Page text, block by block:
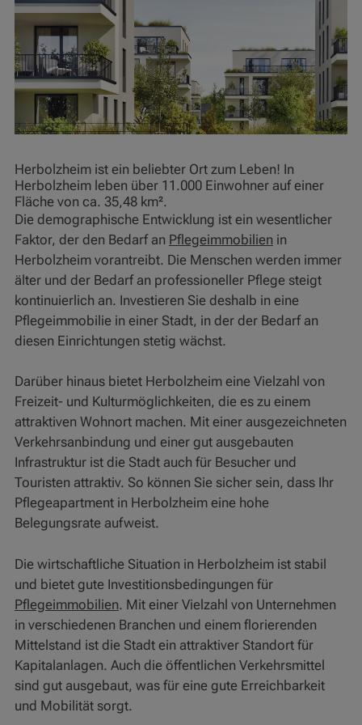
Herbolzheim ist ein beliebter Ort zum Leben! In
Herbolzheim leben über 11.000 Einwohner auf einer
Fläche von ca. 35,48 km².
Die demographische Entwicklung ist ein wesentlicher
Faktor, der den Bedarf an Pflegeimmobilien in
Herbolzheim vorantreibt. Die Menschen werden immer
älter und der Bedarf an professioneller Pflege steigt
kontinuierlich an. Investieren Sie deshalb in eine
Pflegeimmobilie in einer Stadt, in der der Bedarf an
diesen Einrichtungen stetig wächst.
Darüber hinaus bietet Herbolzheim eine Vielzahl von
Freizeit- und Kulturmöglichkeiten, die es zu einem
attraktiven Wohnort machen. Mit einer ausgezeichneten
Verkehrsanbindung und einer gut ausgebauten
Infrastruktur ist die Stadt auch für Besucher und
Touristen attraktiv. So können Sie sicher sein, dass Ihr
Pflegeapartment in Herbolzheim eine hohe
Belegungsrate aufweist.
Die wirtschaftliche Situation in Herbolzheim ist stabil
und bietet gute Investitionsbedingungen für
Pflegeimmobilien. Mit einer Vielzahl von Unternehmen
in verschiedenen Branchen und einem florierenden
Mittelstand ist die Stadt ein attraktiver Standort für
Kapitalanlagen. Auch die öffentlichen Verkehrsmittel
sind gut ausgebaut, was für eine gute Erreichbarkeit
und Mobilität sorgt.